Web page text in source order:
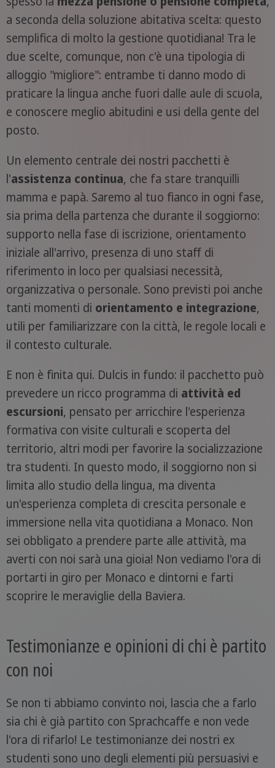
a seconda della soluzione abitativa scelta: questo
semplifica di molto la gestione quotidiana! Tra le
due scelte, comunque, non c'è una tipologia di
alloggio "migliore": entrambe ti danno modo di
praticare la lingua anche fuori dalle aule di scuola,
e conoscere meglio abitudini e usi della gente del
posto.
Un elemento centrale dei nostri pacchetti è
l'assistenza continua, che fa stare tranquilli
mamma e papà. Saremo al tuo fianco in ogni fase,
sia prima della partenza che durante il soggiorno:
supporto nella fase di iscrizione, orientamento
iniziale all'arrivo, presenza di uno staff di
riferimento in loco per qualsiasi necessità,
organizzativa o personale. Sono previsti poi anche
tanti momenti di orientamento e integrazione,
utili per familiarizzare con la città, le regole locali e
il contesto culturale.
E non è finita qui. Dulcis in fundo: il pacchetto può
prevedere un ricco programma di attività ed
escursioni, pensato per arricchire l'esperienza
formativa con visite culturali e scoperta del
territorio, altri modi per favorire la socializzazione
tra studenti. In questo modo, il soggiorno non si
limita allo studio della lingua, ma diventa
un'esperienza completa di crescita personale e
immersione nella vita quotidiana a Monaco. Non
sei obbligato a prendere parte alle attività, ma
averti con noi sarà una gioia! Non vediamo l'ora di
portarti in giro per Monaco e dintorni e farti
scoprire le meraviglie della Baviera.
Testimonianze e opinioni di chi è partito
con noi
Se non ti abbiamo convinto noi, lascia che a farlo
sia chi è già partito con Sprachcaffe e non vede
l'ora di rifarlo! Le testimonianze dei nostri ex
studenti sono uno degli elementi più persuasivi e